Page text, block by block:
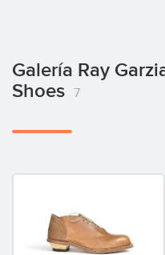
Galería Ray
Shoes
7